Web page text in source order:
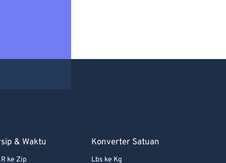
& Waktu
ke Zip
Konverter Satuan
Lbs ke Kg